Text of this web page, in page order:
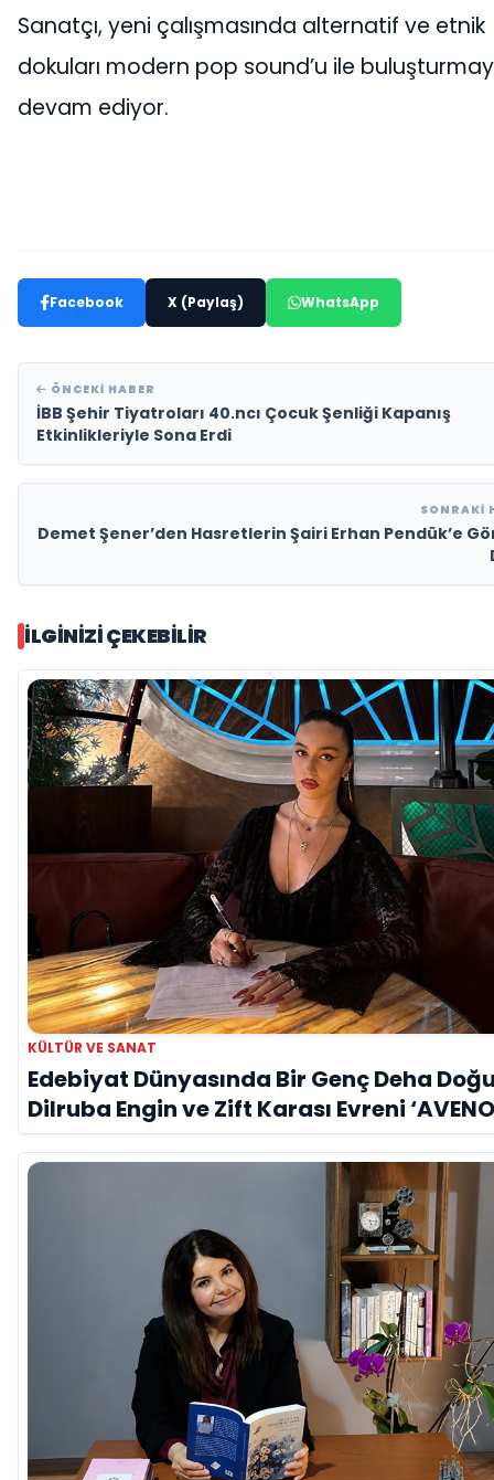
Sanatçı, yeni çalışmasında alternatif ve etnik
dokuları modern pop sound’u ile
devam ediyor.
Facebook X (Paylaş) WhatsApp
ÖNCEKI HABER
İBB Şehir Tiyatroları 40.ncı Çocuk Şenliği Kapanış
Etkinlikleriyle Sona Erdi
SONRAKI
Demet Şener’den Hasretlerin Şairi Erhan Pendük’e
İLGINIZI ÇEKEBILIR
KÜLTÜR VE SANAT
Edebiyat Dünyasında Bir Genç Deha
Dilruba Engin ve Zift Karası Evreni